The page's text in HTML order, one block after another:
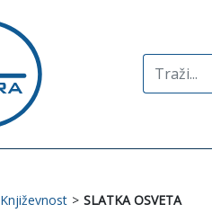
Search
for:
Književnost > SLATKA OSVETA